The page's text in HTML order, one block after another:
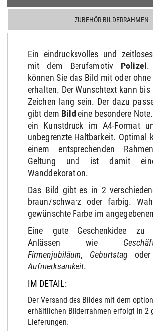
ZUBEHÖR BILDERRAHMEN
Ein eindrucksvolles und
mit dem Berufsmotiv Polizei.
können Sie das Bild mit oder
erhalten. Der Wunschtext kann
Zeichen lang sein. Der dazu
gibt dem Bild eine besondere
ein Kunstdruck im A4-Format
unbegrenzte Haltbarkeit. Optimal
einem entsprechenden
Geltung und ist damit
Wanddekoration.
Das Bild gibt es in 2
braun/schwarz oder farbig.
gewünschte Farbe im
Eine gute Geschenkidee zu
Anlässen wie
Firmenjubiläum, Geburtstag
Aufmerksamkeit.
IM DETAIL:
Der Versand des Bildes mit dem
erhältlichen Bilderrahmen erfolgt in 2
Lieferungen.